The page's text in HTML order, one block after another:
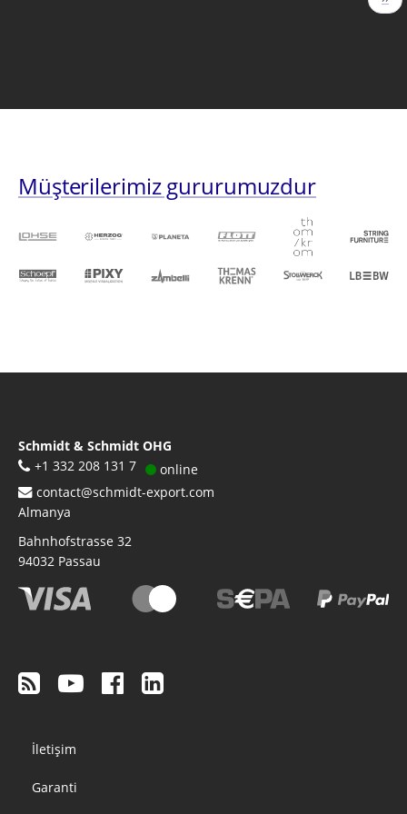
Müşterilerimiz gururumuzdur
Schmidt & Schmidt OHG
+1 332 208 131 7
online
contact@schmidt-export.com
Almanya
Bahnhofstrasse 32
94032 Passau
Footer
menu
İletişim
Garanti